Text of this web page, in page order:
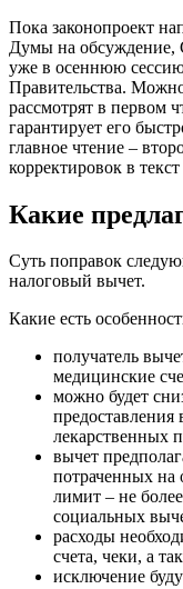
Пока законопроект
Думы на обсуждение,
уже в осеннюю
Правительства.
рассмотрят в первом
гарантирует его
главное чтение –
корректировок в
Какие
Суть поправок
налоговый вычет.
Какие есть
получатель
медицинские
можно будет
предоставления
лекарственных
вычет
потраченных на
лимит – не
социальных
расходы
счета, чеки, а
исключение